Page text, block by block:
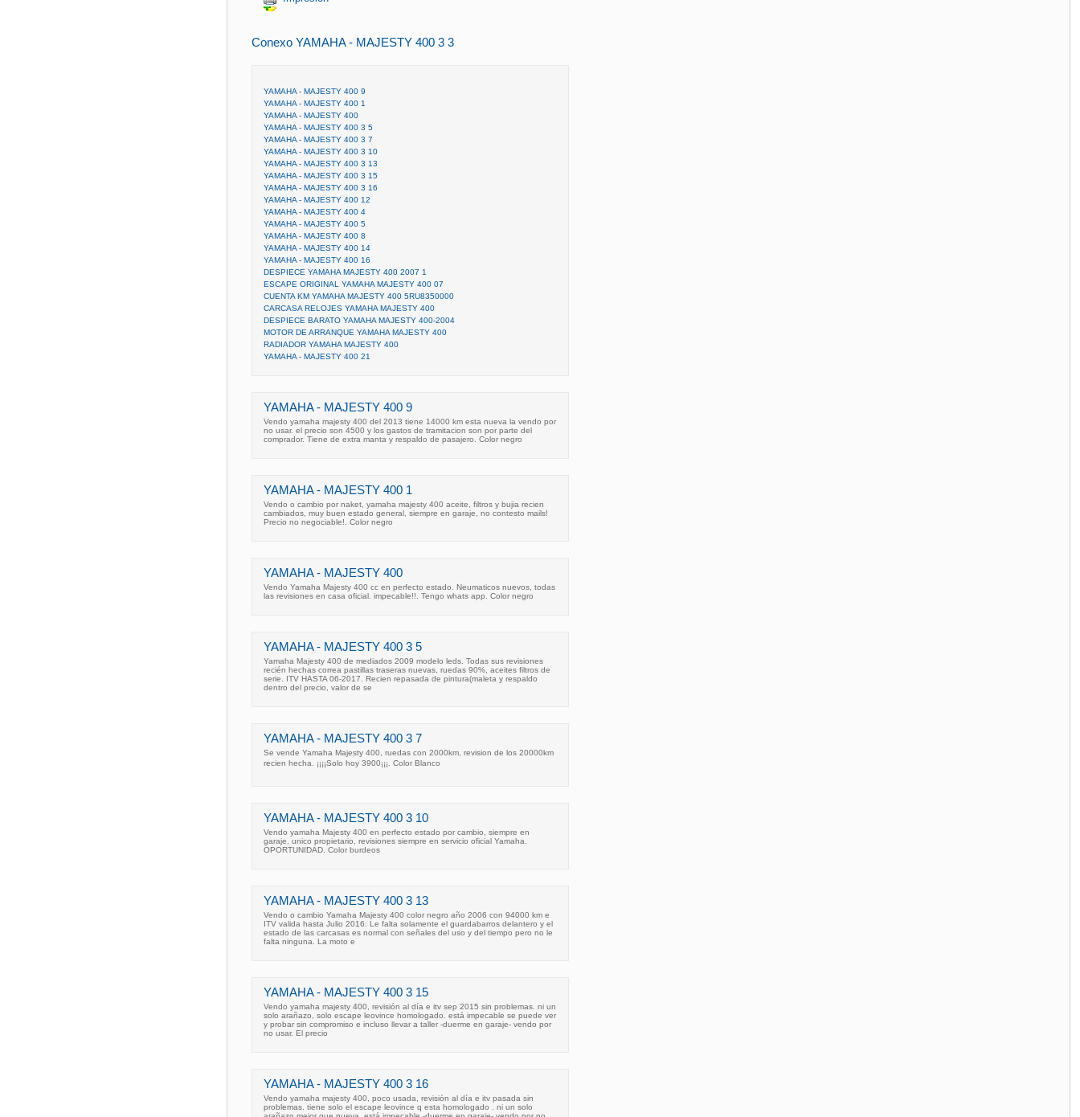
Conexo YAMAHA - MAJESTY 400 3 3
YAMAHA - MAJESTY 400 9
YAMAHA - MAJESTY 400 1
YAMAHA - MAJESTY 400
YAMAHA - MAJESTY 400 3 5
YAMAHA - MAJESTY 400 3 7
YAMAHA - MAJESTY 400 3 10
YAMAHA - MAJESTY 400 3 13
YAMAHA - MAJESTY 400 3 15
YAMAHA - MAJESTY 400 3 16
YAMAHA - MAJESTY 400 12
YAMAHA - MAJESTY 400 4
YAMAHA - MAJESTY 400 5
YAMAHA - MAJESTY 400 8
YAMAHA - MAJESTY 400 14
YAMAHA - MAJESTY 400 16
DESPIECE YAMAHA MAJESTY 400 2007 1
ESCAPE ORIGINAL YAMAHA MAJESTY 400 07
CUENTA KM YAMAHA MAJESTY 400 5RU8350000
CARCASA RELOJES YAMAHA MAJESTY 400
DESPIECE BARATO YAMAHA MAJESTY 400-2004
MOTOR DE ARRANQUE YAMAHA MAJESTY 400
RADIADOR YAMAHA MAJESTY 400
YAMAHA - MAJESTY 400 21
YAMAHA - MAJESTY 400 9
Vendo yamaha majesty 400 del 2013 tiene 14000 km esta nueva la vendo por
no usar. el precio son 4500 y los gastos de tramitacion son por parte del
comprador. Tiene de extra manta y respaldo de pasajero. Color negro
YAMAHA - MAJESTY 400 1
Vendo o cambio por naket, yamaha majesty 400 aceite, filtros y bujia recien
cambiados, muy buen estado general, siempre en garaje, no contesto mails!
Precio no negociable!. Color negro
YAMAHA - MAJESTY 400
Vendo Yamaha Majesty 400 cc en perfecto estado. Neumaticos nuevos, todas
las revisiones en casa oficial. impecable!!. Tengo whats app. Color negro
YAMAHA - MAJESTY 400 3 5
Yamaha Majesty 400 de mediados 2009 modelo leds. Todas sus revisiones
recién hechas correa pastillas traseras nuevas, ruedas 90%, aceites filtros de
serie. ITV HASTA 06-2017. Recien repasada de pintura(maleta y respaldo
dentro del precio, valor de se
YAMAHA - MAJESTY 400 3 7
Se vende Yamaha Majesty 400, ruedas con 2000km, revision de los 20000km
recien hecha. ¡¡¡¡Solo hoy 3900¡¡¡. Color Blanco
YAMAHA - MAJESTY 400 3 10
Vendo yamaha Majesty 400 en perfecto estado por cambio, siempre en
garaje, unico propietario, revisiones siempre en servicio oficial Yamaha.
OPORTUNIDAD. Color burdeos
YAMAHA - MAJESTY 400 3 13
Vendo o cambio Yamaha Majesty 400 color negro año 2006 con 94000 km e
ITV valida hasta Julio 2016. Le falta solamente el guardabarros delantero y el
estado de las carcasas es normal con señales del uso y del tiempo pero no le
falta ninguna. La moto e
YAMAHA - MAJESTY 400 3 15
Vendo yamaha majesty 400, revisión al día e itv sep 2015 sin problemas. ni un
solo arañazo, solo escape leovince homologado. está impecable se puede ver
y probar sin compromiso e incluso llevar a taller -duerme en garaje- vendo por
no usar. El precio
YAMAHA - MAJESTY 400 3 16
Vendo yamaha majesty 400, poco usada, revisión al día e itv pasada sin
problemas. tiene solo el escape leovince q esta homologado . ni un solo